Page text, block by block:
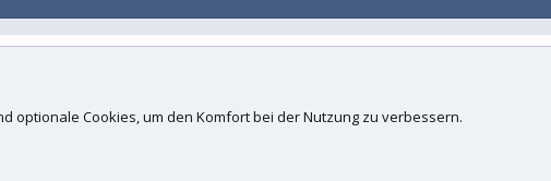
Inc.
optionale Cookies, um den Komfort bei der Nutzung zu verbessern.